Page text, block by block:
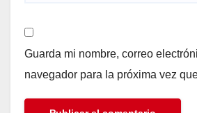
Guarda mi nombre, correo
navegador para la próxima vez